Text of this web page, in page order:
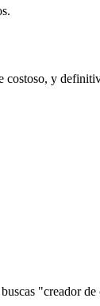
y
"creador